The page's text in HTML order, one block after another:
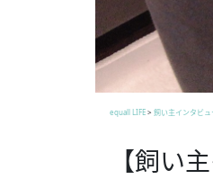
equall LIFE> 飼い主インタビュ
【飼い